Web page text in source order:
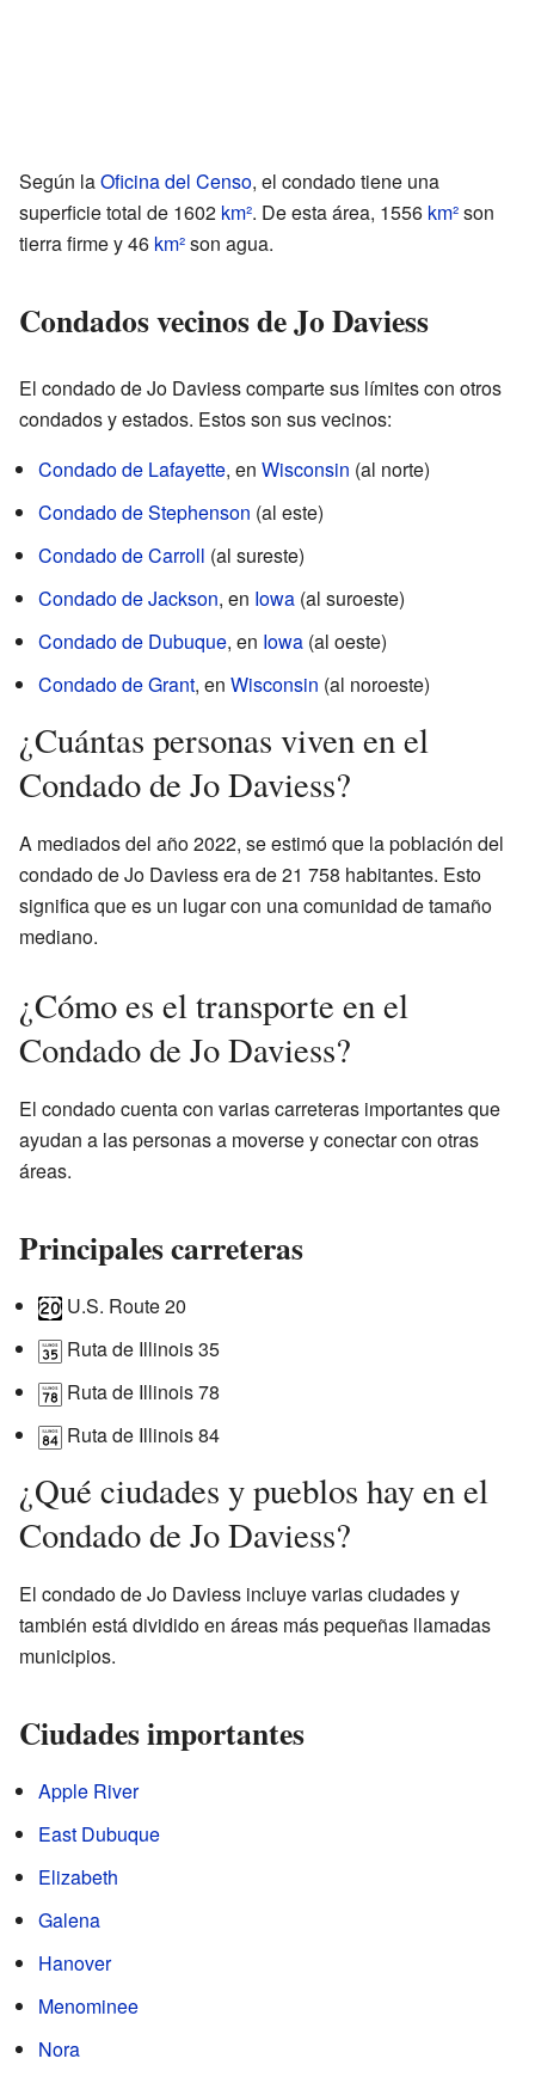
Según laOficina del Censo, el condado tiene una
superficie total de 1602 km². De esta área, 1556 km²son
tierra firme y 46 km²son agua.
Condados vecinos de Jo Daviess
El condado de Jo Daviess comparte sus límites con otros
condados y estados. Estos son sus vecinos:
Condado de Lafayette, en Wisconsin (al norte)
Condado de Stephenson (al este)
Condado de Carroll (al sureste)
Condado de Jackson, en Iowa (al suroeste)
Condado de Dubuque, en Iowa (al oeste)
Condado de Grant, en Wisconsin (al noroeste)
¿Cuántas personas viven en el
Condado de Jo Daviess?
A mediados del año 2022, se estimó que la población del
condado de Jo Daviess era de 21 758 habitantes. Esto
significa que es un lugar con una comunidad de tamaño
mediano.
¿Cómo es el transporte en el
Condado de Jo Daviess?
El condado cuenta con varias carreteras importantes que
ayudan a las personas a moverse y conectar con otras
áreas.
Principales carreteras
U.S. Route 20
Ruta de Illinois 35
Ruta de Illinois 78
Ruta de Illinois 84
¿Qué ciudades y pueblos hay en el
Condado de Jo Daviess?
El condado de Jo Daviess incluye varias ciudades y
también está dividido en áreas más pequeñas llamadas
municipios.
Ciudades importantes
Apple River
East Dubuque
Elizabeth
Galena
Hanover
Menominee
Nora